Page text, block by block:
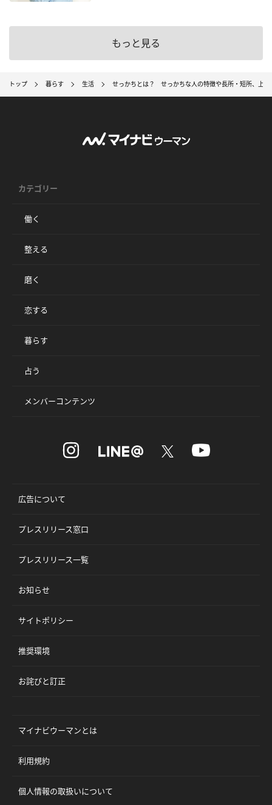
もっと見る
トップ 暮らす 生活 せっかちとは？ せっかちな人の特徴や長所・短所、上手
カテゴリー
働く
整える
磨く
恋する
暮らす
占う
メンバーコンテンツ
広告について
プレスリリース窓口
プレスリリース一覧
お知らせ
サイトポリシー
推奨環境
お詫びと訂正
マイナビウーマンとは
利用規約
個人情報の取扱いについて